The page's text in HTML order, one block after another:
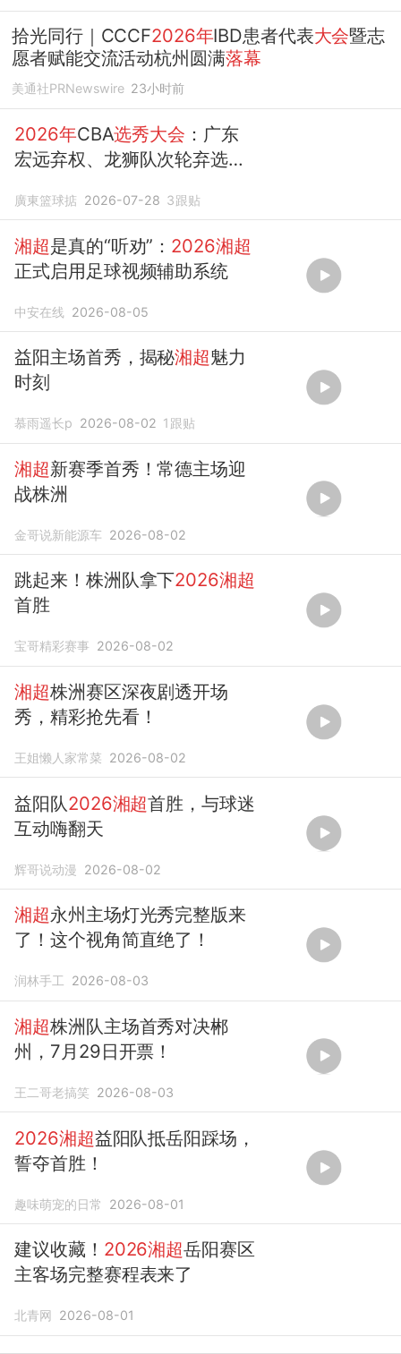
拾光同行｜CCCF2026年IBD患者代表大会暨志
愿者赋能交流活动杭州圆满落幕
美通社PRNewswire 23小时前
2026年CBA选秀大会 ：广东
宏远弃权、龙狮队次轮弃选、
廣東篮球掂 2026-07-28 3跟贴
湘超是真的“听劝”： 2026湘超
正式启用足球视频辅助系统
中安在线 2026-08-05
益阳主场首秀，揭秘湘超魅力
时刻
慕雨遥长p 2026-08-02 1 跟贴
湘超新赛季首秀！常德主场迎
战株洲
金哥说新能源车 2026-08-02
跳起来！株洲队拿下2026湘超
首胜
宝哥精彩赛事 2026-08-02
湘超株洲赛区深夜剧透开场
秀，精彩抢先看！
王姐懒人家常菜 2026-08-02
益阳队2026湘超首胜，与球迷
互动嗨翻天
辉哥说动漫 2026-08-02
湘超永州主场灯光秀完整版来
了！这个视角简直绝了！
润林手工 2026-08-03
湘超株洲队主场首秀对决郴
州，7月29日开票！
王二哥老搞笑 2026-08-03
2026湘超益阳队抵岳阳踩场，
誓夺首胜！
趣味萌宠的日常 2026-08-01
建议收藏！ 2026湘超岳阳赛区
主客场完整赛程表来了
北青网 2026-08-01